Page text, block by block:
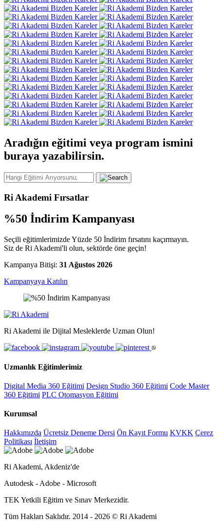
Aradığın eğitimi veya program ismini
buraya yazabilirsin.
Ri Akademi Fırsatlar
%50 İndirim Kampanyası
Seçili eğitimlerimizde Yüzde 50 İndirim fırsatını kaçırmayın.
Siz de Ri Akademi'li olun, sektörde öne geçin!
Kampanya Bitişi: 31 Ağustos 2026
Kampanyaya Katılın
Ri Akademi ile Dijital Mesleklerde Uzman Olun!
Uzmanlık Eğitimlerimiz
Digital Media 360 Eğitimi Design Studio 360 Eğitimi Code Master
360 Eğitimi PLC Otomasyon Eğitimi
Kurumsal
Hakkımızda Ücretsiz Deneme Dersi Ön Kayıt Formu KVKK Çerez
Politikası İletişim
Ri Akademi, Akdeniz'de
Autodesk - Adobe - Microsoft
TEK Yetkili Eğitim ve Sınav Merkezidir.
Tüm Hakları Saklıdır. 2014 - 2026 © Ri Akademi